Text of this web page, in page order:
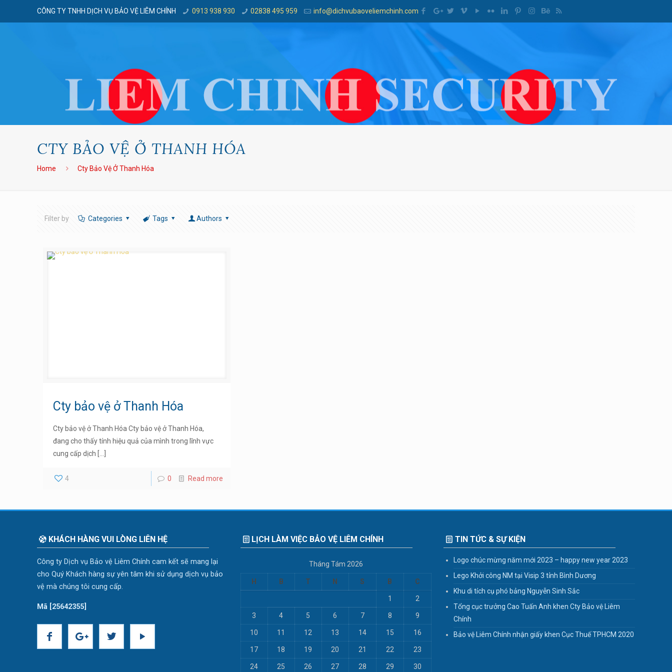
CÔNG TY TNHH DỊCH VỤ BẢO VỆ LIÊM CHÍNH 0913 938 930 02838 495 959 info@dichvubaoveliemchinh.com
CTY BẢO VỆ Ở THANH HÓA
Home Cty Bảo Vệ Ở Thanh Hóa
Filter by Categories Tags Authors
Cty bảo vệ ở Thanh Hóa
Cty bảo vệ ở Thanh Hóa Cty bảo vệ ở Thanh Hóa,
đang cho thấy tính hiệu quả của mình trong lĩnh vực
cung cấp dịch
4 0 Read more
KHÁCH HÀNG VUI LÒNG LIÊN HỆ
Công ty Dịch vụ Bảo vệ Liêm Chính cam kết sẽ mang lại
cho Quý Khách hàng sự yên tâm khi sử dụng dịch vụ bảo
vệ mà chúng tôi cung cấp.
Mã [25642355]
LỊCH LÀM VIỆC BẢO VỆ LIÊM CHÍNH
Tháng Tám 2026
H B T N S B C
1 2
3 4 5 6 7 8 9
10 11 12 13 14 15 16
17 18 19 20 21 22 23
24 25 26 27 28 29 30
TIN TỨC & SỰ KIỆN
Logo chúc mừng năm mới 2023 – happy new year 2023
Lego Khởi công NM tại Visip 3 tỉnh Bình Dương
Khu di tích cụ phó bảng Nguyễn Sinh Sắc
Tổng cục trưởng Cao Tuấn Anh khen Cty Bảo vệ Liêm
Chính
Bảo vệ Liêm Chính nhận giấy khen Cục Thuế TPHCM 2020